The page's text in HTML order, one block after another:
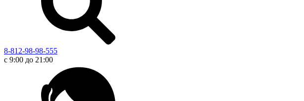
8-812-98-98-555
с 9:00 до 21:00